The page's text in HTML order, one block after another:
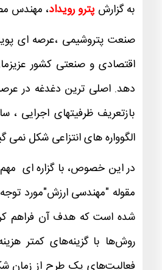
به گزارش پترو رویداد، مهندس
صنعت پتروشیمی ،عرصه ای
اقتصادی و صنعتی کشور
دهد. اصلی ترین دغدغه در
بازتعریف ظرفیتهای اجرایی
الگوواره های انتزاعی شکل نمی
در این خصوص، با گزاره ای
مقوله "مهندسی ارزش"مورد
شده است که هدف آن فراهم
روش‌ها با گزینه‌های کمتر